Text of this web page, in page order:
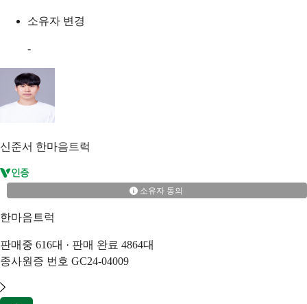
소유자 변경
-
신준서 한마음트럭
소유자 동의
한마음트럭
판매중 616대 · 판매 완료 4864대
종사원증 번호 GC24-04009